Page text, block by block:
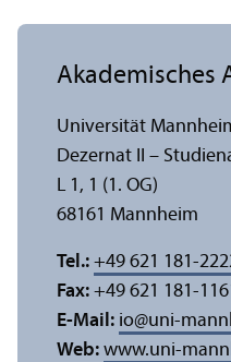
Akademisches
Universität
Dezernat II –
L 1, 1 (1. OG)
68161 Mannheim
Tel.: +49 621 181-
Fax: +49 621 181-
E-Mail: io@uni-
Web: www.uni-